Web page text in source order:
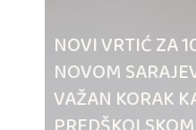
NOVI VRTIĆ ZA
NOVOM
VAŽAN KORAK